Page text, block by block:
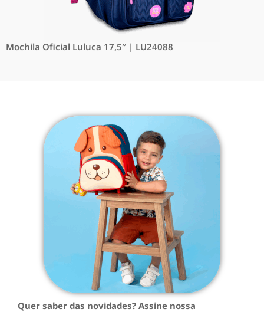
Mochila Oficial Luluca 17,5″ | LU24088
Quer saber das novidades? Assine nossa